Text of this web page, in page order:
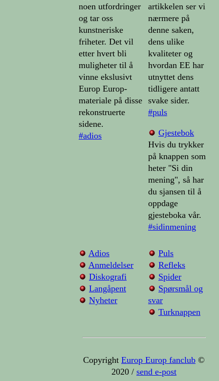
noen utfordringer
og tar oss
kunstneriske
friheter. Det vil
etter hvert bli
muligheter til å
vinne ekslusivt
Europ Europ-
materiale på disse
rekonstruerte
sidene.
#adios
artikkelen ser vi
nærmere på
denne saken,
dens ulike
kvaliteter og
hvordan EE har
utnyttet dens
tidligere antatt
svake sider.
#puls
Gjestebok
Hvis du trykker
på knappen som
heter "Si din
mening", så har
du sjansen til å
oppdage
gjesteboka vår.
#sidinmening
Adios
Anmeldelser
Diskografi
Langåpent
Nyheter
Puls
Refleks
Spider
Spørsmål og
svar
Turknappen
Copyright Europ Europ fanclub ©
2020 / send e-post